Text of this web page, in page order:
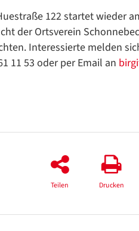
122 startet wieder
der Ortsverein
Interessierte melden
11 53 oder per Email an
Teilen Drucken
ZURÜCK
Google Datenschutzerklärung
Übersetzen
/
Translate
ZURÜCK